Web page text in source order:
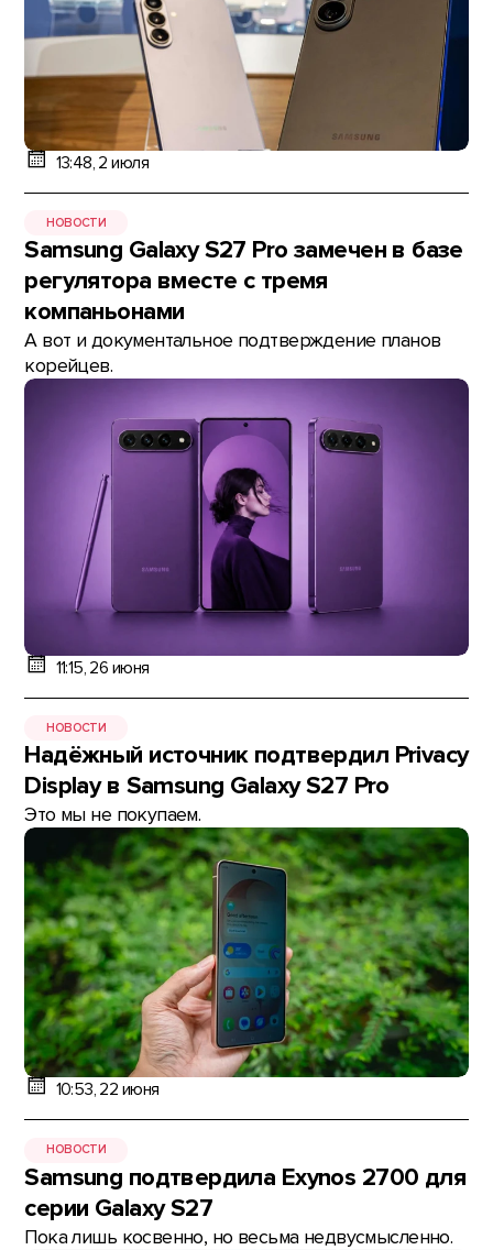
13:48, 2 июля
НОВОСТИ
Samsung Galaxy S27 Pro замечен в базе
регулятора вместе с тремя
компаньонами
А вот и документальное подтверждение планов
корейцев.
11:15, 26 июня
НОВОСТИ
Надёжный источник подтвердил Privacy
Display в Samsung Galaxy S27 Pro
Это мы не покупаем.
10:53, 22 июня
НОВОСТИ
Samsung подтвердила Exynos 2700 для
серии Galaxy S27
Пока лишь косвенно, но весьма недвусмысленно.